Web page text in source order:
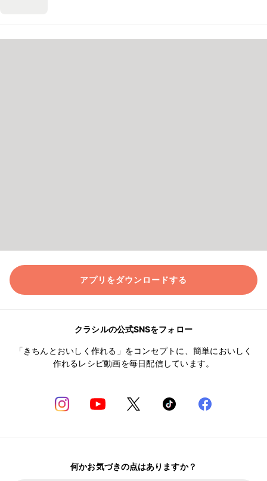
アプリをダウンロードする
クラシルの公式SNSをフォロー
「きちんとおいしく作れる」をコンセプトに、簡単においしく
作れるレシピ動画を毎日配信しています。
何かお気づきの点はありますか？